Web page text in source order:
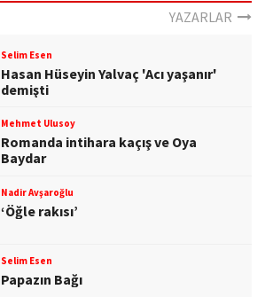
YAZARLAR
Selim Esen
Hasan Hüseyin Yalvaç 'Acı yaşanır'
demişti
Mehmet Ulusoy
Romanda intihara kaçış ve Oya
Baydar
Nadir Avşaroğlu
‘Öğle rakısı’
Selim Esen
Papazın Bağı